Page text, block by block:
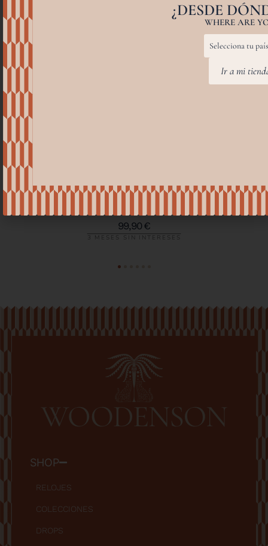
99,90 €
3 MESES SIN INTERESES
SHOP
RELOJES
COLECCIONES
DROPS
¿DESDE
WHERE ARE
Ir a mi